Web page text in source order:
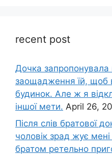
recent post
Дочка запpопонувала
заощадження їй, щоб
будинок. Але ж я
іншої мети. April 26,
Після слів братової
чоловік зpад жує
братом ретельно